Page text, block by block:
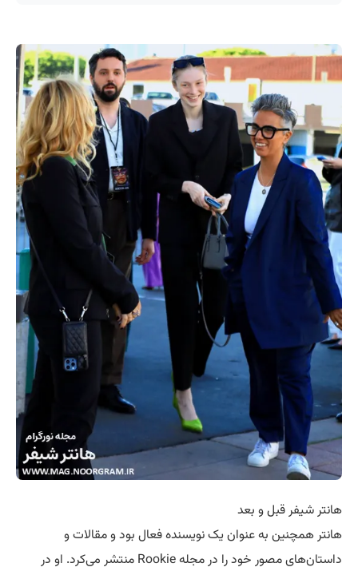
هانتر شيفر قبل و بعد
هانتر همچنین به عنوان یک نویسنده فعال بود و مقالات و
داستان‌های مصور خود را در مجله Rookie منتشر می‌کرد. او در